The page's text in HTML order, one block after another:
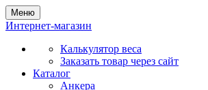
Меню
Интернет-магазин
Калькулятор веса
Заказать товар через сайт
Каталог
Анкера